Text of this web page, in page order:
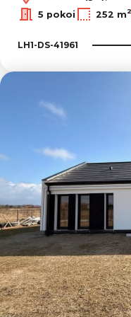
5 pokoi
252 m2
LH1-DS-41961